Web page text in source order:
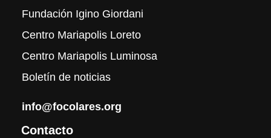
Fundación Igino Giordani
Centro Mariapolis Loreto
Centro Mariapolis Luminosa
Boletín de noticias
info@focolares.org
Contacto